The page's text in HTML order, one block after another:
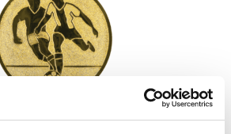
01. Mannenvoetbal